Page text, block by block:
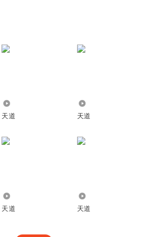
天道 天道
天道 天道